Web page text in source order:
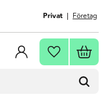
Privat Företag
Favoriter